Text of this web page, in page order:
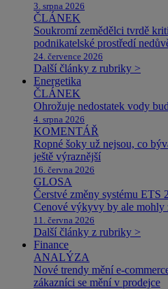
3. srpna 2026
ČLÁNEK
Soukromí zemědělci tvrdě
podnikatelské prostředí
24. července 2026
Další články z rubriky >
Energetika
ČLÁNEK
Ohrožuje nedostatek vody
4. srpna 2026
KOMENTÁŘ
Ropné šoky už nejsou, co
ještě výraznější
16. června 2026
GLOSA
Čerstvé změny systému ETS
Cenové výkyvy by ale mohly
11. června 2026
Další články z rubriky >
Finance
ANALÝZA
Nové trendy mění e-
zákazníci se mění v prodejce